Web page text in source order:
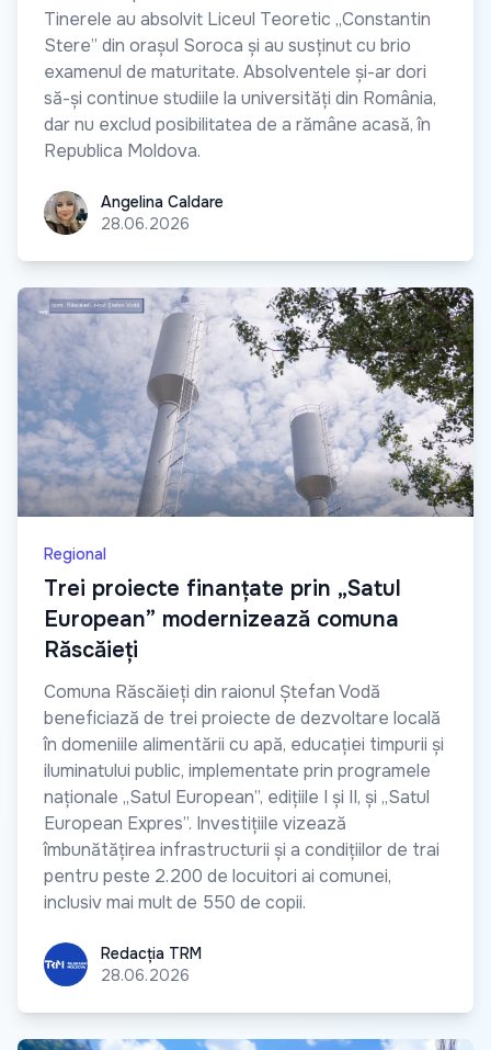
Tinerele au absolvit Liceul Teoretic „Constantin
Stere” din orașul Soroca și au susținut cu brio
examenul de maturitate. Absolventele și-ar dori
să-și continue studiile la universități din România,
dar nu exclud posibilitatea de a rămâne acasă, în
Republica Moldova.
Angelina Caldare
Angelina Caldare
28.06.2026
Regional
Trei proiecte finanțate prin „Satul
European” modernizează comuna
Răscăieți
Comuna Răscăieți din raionul Ștefan Vodă
beneficiază de trei proiecte de dezvoltare locală
în domeniile alimentării cu apă, educației timpurii și
iluminatului public, implementate prin programele
naționale „Satul European”, edițiile I și II, și „Satul
European Expres”. Investițiile vizează
îmbunătățirea infrastructurii și a condițiilor de trai
pentru peste 2.200 de locuitori ai comunei,
inclusiv mai mult de 550 de copii.
Redacția TRM
Redacția TRM
28.06.2026